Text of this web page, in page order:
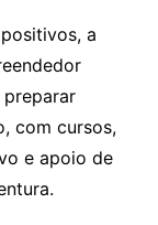
a
preparar
com cursos,
e apoio de